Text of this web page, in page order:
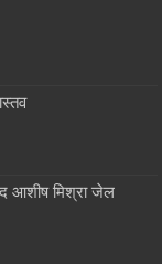
आशीष मिश्रा जेल